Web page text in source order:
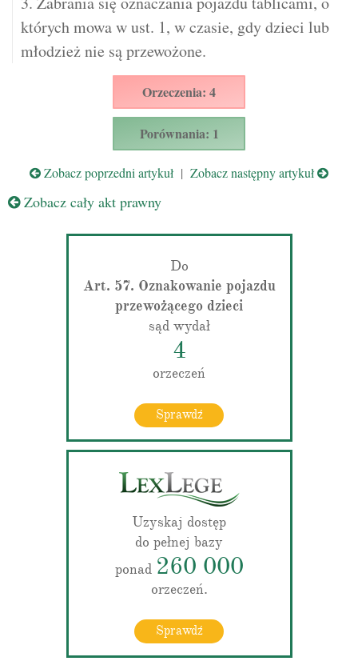
których mowa w ust. 1, w czasie, gdy dzieci lub
młodzież nie są przewożone.
Orzeczenia: 4
Porównania: 1
Zobacz poprzedni artykuł | Zobacz następny artykuł
Zobacz cały akt prawny
Do
Art. 57. Oznakowanie pojazdu
przewożącego dzieci
sąd wydał
4
orzeczeń
Sprawdź
Uzyskaj dostęp
do pełnej bazy
ponad 260 000
orzeczeń.
Sprawdź